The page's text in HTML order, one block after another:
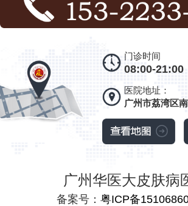
门诊时间
08:00-21:00
医院地址：
广州市荔湾区
广州华医大皮肤病
备案号： 粤ICP备